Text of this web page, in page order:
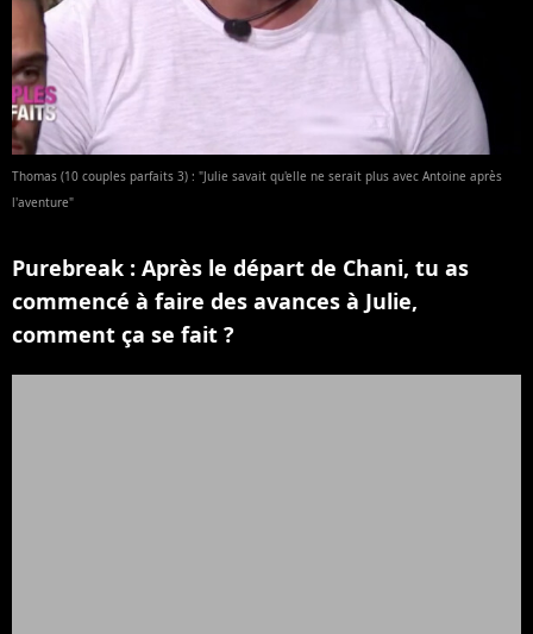
Thomas (10 couples parfaits 3) : "Julie savait qu'elle ne serait plus avec Antoine après
l'aventure"
Purebreak : Après le départ de Chani, tu as
commencé à faire des avances à Julie,
comment ça se fait ?